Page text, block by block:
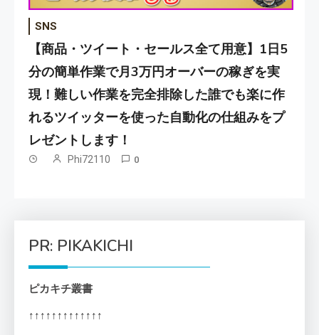
SNS
【商品・ツイート・セールス全て用意】1日5
分の簡単作業で月3万円オーバーの稼ぎを実
現！難しい作業を完全排除した誰でも楽に作
れるツイッターを使った自動化の仕組みをプ
レゼントします！
Phi72110 0
PR: PIKAKICHI
ピカキチ叢書
↑↑↑↑↑↑↑↑↑↑↑↑↑